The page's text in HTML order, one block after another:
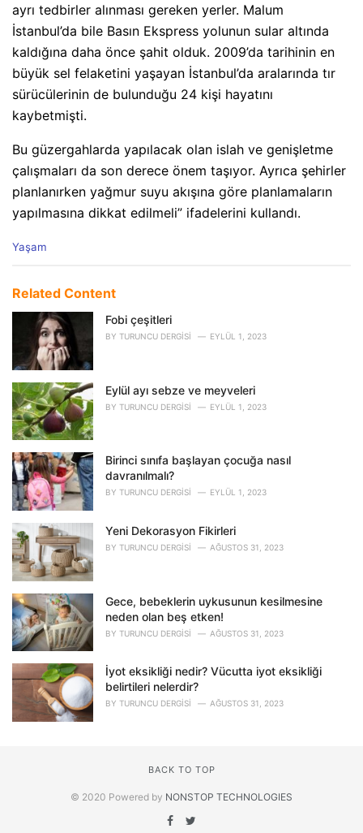
ayrı tedbirler alınması gereken yerler. Malum
İstanbul’da bile Basın Ekspress yolunun sular altında
kaldığına daha önce şahit olduk. 2009’da tarihinin en
büyük sel felaketini yaşayan İstanbul’da aralarında tır
sürücülerinin de bulunduğu 24 kişi hayatını
kaybetmişti.
Bu güzergahlarda yapılacak olan islah ve genişletme
çalışmaları da son derece önem taşıyor. Ayrıca şehirler
planlanırken yağmur suyu akışına göre planlamaların
yapılmasına dikkat edilmeli” ifadelerini kullandı.
C
e
e
:
Yaşam
Related Content
Fobi çeşitleri
BY TURUNCU DERGISI EYLÜL 1, 2023
Eylül ayı sebze ve meyveleri
BY TURUNCU DERGISI EYLÜL 1, 2023
Birinci sınıfa başlayan çocuğa nasıl
davranılmalı?
BY TURUNCU DERGISI EYLÜL 1, 2023
Yeni Dekorasyon Fikirleri
BY TURUNCU DERGISI AĞUSTOS 31, 2023
Gece, bebeklerin uykusunun kesilmesine
neden olan beş etken!
BY TURUNCU DERGISI AĞUSTOS 31, 2023
İyot eksikliği nedir? Vücutta iyot eksikliği
belirtileri nelerdir?
BY TURUNCU DERGISI AĞUSTOS 31, 2023
BACK TO TOP
© 2020 Powered by NONSTOP TECHNOLOGIES